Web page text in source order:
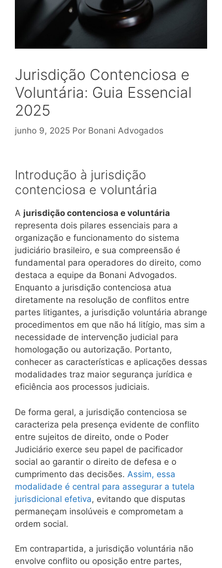
Jurisdição Contenciosa e
Voluntária: Guia Essencial
2025
junho 9, 2025 Por Bonani Advogados
Introdução à jurisdição
contenciosa e voluntária
A jurisdição contenciosa e voluntária
representa dois pilares essenciais para a
organização e funcionamento do sistema
judiciário brasileiro, e sua compreensão é
fundamental para operadores do direito, como
destaca a equipe da Bonani Advogados.
Enquanto a jurisdição contenciosa atua
diretamente na resolução de conflitos entre
partes litigantes, a jurisdição voluntária abrange
procedimentos em que não há litígio, mas sim a
necessidade de intervenção judicial para
homologação ou autorização. Portanto,
conhecer as características e aplicações dessas
modalidades traz maior segurança jurídica e
eficiência aos processos judiciais.
De forma geral, a jurisdição contenciosa se
caracteriza pela presença evidente de conflito
entre sujeitos de direito, onde o Poder
Judiciário exerce seu papel de pacificador
social ao garantir o direito de defesa e o
cumprimento das decisões. Assim, essa
modalidade é central para assegurar a tutela
jurisdicional efetiva, evitando que disputas
permaneçam insolúveis e comprometam a
ordem social.
Em contrapartida, a jurisdição voluntária não
envolve conflito ou oposição entre partes,